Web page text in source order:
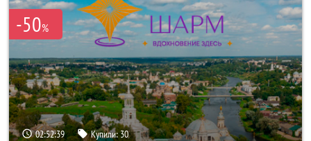
-50%
02:52:38 Купили:30